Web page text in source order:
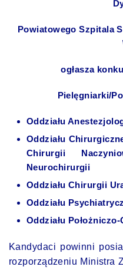
Powiatowego Szpitala
ogłasza
Pielęgniarki/
Oddziału
Oddziału
Chirurgii
Neurochirurgii
Oddziału Chirurgii
Oddziału
Oddziału
Kandydaci powinni
rozporządzeniu Ministra